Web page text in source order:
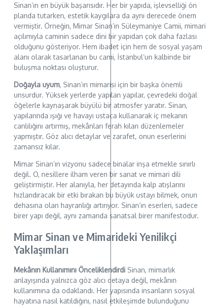
Sinan’ın en büyük başarısıdır. Her bir yapıda, işlevselliği ön
planda tutarken, estetik kaygılara da aynı derecede önem
vermiştir. Örneğin, Mimar Sinan’ın Süleymaniye Camii, mimari
açılımıyla caminin sadece dini bir yapıdan çok daha fazlası
olduğunu gösteriyor. Hem ibadet için hem de sosyal yaşam
alanı olarak tasarlanan bu cami, İstanbul’un kalbinde bir
buluşma noktası oluşturur.
Doğayla uyum, Sinan’ın mimarisi için bir başka önemli
unsurdur. Yüksek yerlerde yapılan yapılar, çevredeki doğal
öğelerle kaynaşarak büyülü bir atmosfer yaratır. Sinan,
yapılarında ışığı ve havayı ustaca kullanarak iç mekanın
canlılığını artırmış, mekânları ferah kılan düzenlemeler
yapmıştır. Göz alıcı detaylar ve zarafet, onun eserlerini
zamansız kılar.
Mimar Sinan’ın vizyonu sadece binalar inşa etmekle sınırlı
değil. O, nesillere ilham veren bir sanat ve mimari dili
geliştirmiştir. Her alanıyla, her detayında kalp atışlarını
hızlandıracak bir etki bırakan bu büyük ustayı bilmek, onun
dehasına olan hayranlığı artırıyor. Sinan’ın eserleri, sadece
birer yapı değil, aynı zamanda sanatsal birer manifestodur.
Mimar Sinan ve Mimarideki Yenilikçi
Yaklaşımları
Mekânın Kullanımını Önceliklendirdi Sinan, mimarlık
anlayışında yalnızca göz alıcı detaya değil, mekânın
kullanımına da odaklandı. Her yapısında insanların sosyal
hayatına nasıl katıldığını, nasıl etkileşimde bulunduğunu